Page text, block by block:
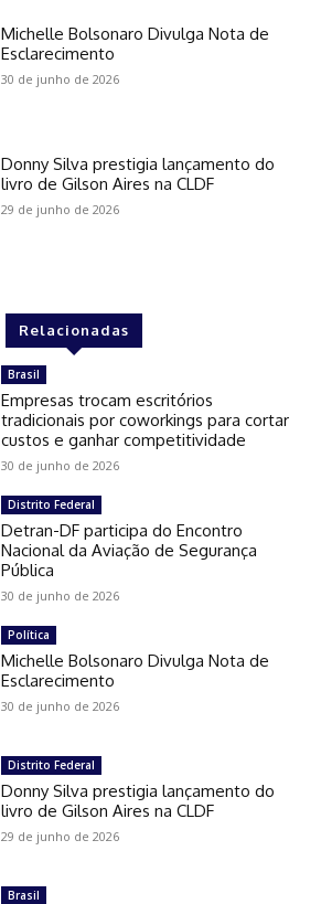
Michelle Bolsonaro Divulga Nota de
Esclarecimento
30 de junho de 2026
Donny Silva prestigia lançamento do
livro de Gilson Aires na CLDF
29 de junho de 2026
Relacionadas
Brasil
Empresas trocam escritórios
tradicionais por coworkings para cortar
custos e ganhar competitividade
30 de junho de 2026
Distrito Federal
Detran-DF participa do Encontro
Nacional da Aviação de Segurança
Pública
30 de junho de 2026
Política
Michelle Bolsonaro Divulga Nota de
Esclarecimento
30 de junho de 2026
Distrito Federal
Donny Silva prestigia lançamento do
livro de Gilson Aires na CLDF
29 de junho de 2026
Brasil